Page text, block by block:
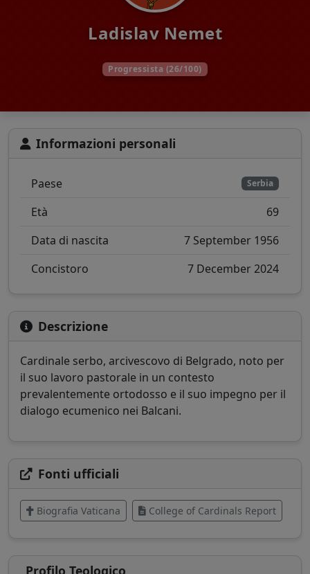
Ladislav Nemet
Progressista (26/100)
Informazioni personali
Paese Serbia
Età
69
Data di nascita
7 September 1956
Concistoro
7 December 2024
Descrizione
Cardinale serbo, arcivescovo di Belgrado, noto per
il suo lavoro pastorale in un contesto
prevalentemente ortodosso e il suo impegno per il
dialogo ecumenico nei Balcani.
Fonti ufficiali
Biografia Vaticana College of Cardinals Report
Profilo Teologico